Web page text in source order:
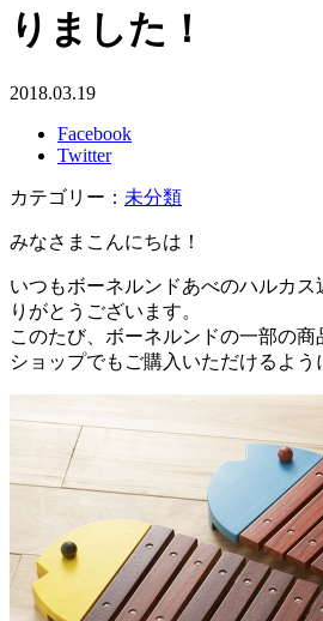
りました！
2018.03.19
Facebook
Twitter
カテゴリー： 未分類
みなさまこんにちは！
いつもボーネルンドあべのハルカ
りがとうございます。
このたび、ボーネルンドの一部の商
ショップでもご購入いただけるよう